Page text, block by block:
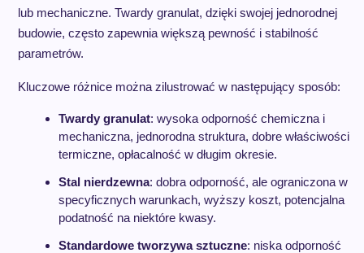
lub mechaniczne. Twardy granulat, dzięki swojej jednorodnej
budowie, często zapewnia większą pewność i stabilność
parametrów.
Kluczowe różnice można zilustrować w następujący sposób:
Twardy granulat: wysoka odporność chemiczna i
mechaniczna, jednorodna struktura, dobre właściwości
termiczne, opłacalność w długim okresie.
Stal nierdzewna: dobra odporność, ale ograniczona w
specyficznych warunkach, wyższy koszt, potencjalna
podatność na niektóre kwasy.
Standardowe tworzywa sztuczne: niska odporność